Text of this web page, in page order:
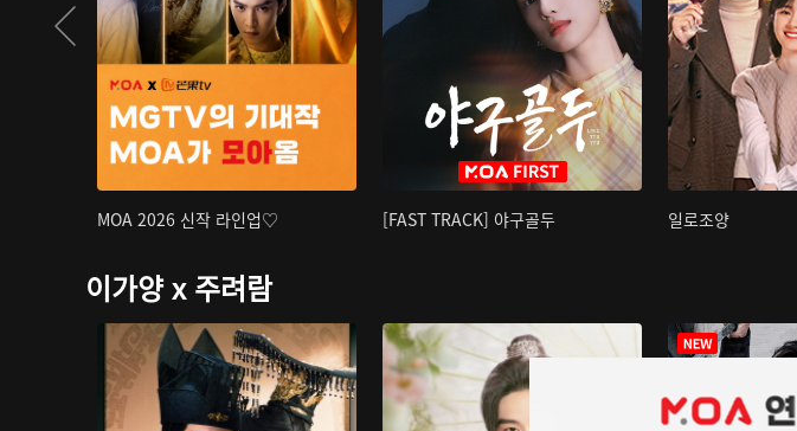
MOA 2026 신작 라인업♡ [FAST TRACK] 야구골두 일로조양
이가양 x 주려람